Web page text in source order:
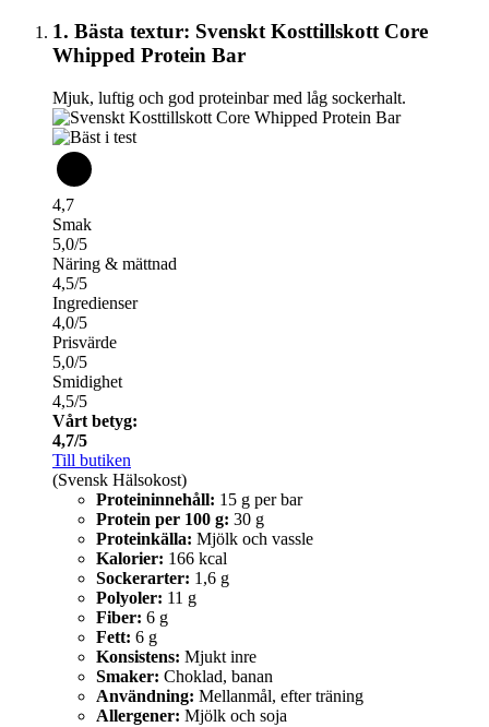
1. Bästa textur: Svenskt Kosttillskott Core
Whipped Protein Bar
Mjuk, luftig och god proteinbar med låg sockerhalt.
4,7
Smak
5,0/5
Näring & mättnad
4,5/5
Ingredienser
4,0/5
Prisvärde
5,0/5
Smidighet
4,5/5
Vårt betyg:
4,7/5
Till butiken
(Svensk Hälsokost)
Proteininnehåll: 15 g per bar
Protein per 100 g: 30 g
Proteinkälla: Mjölk och vassle
Kalorier: 166 kcal
Sockerarter: 1,6 g
Polyoler: 11 g
Fiber: 6 g
Fett: 6 g
Konsistens: Mjukt inre
Smaker: Choklad, banan
Användning: Mellanmål, efter träning
Allergener: Mjölk och soja